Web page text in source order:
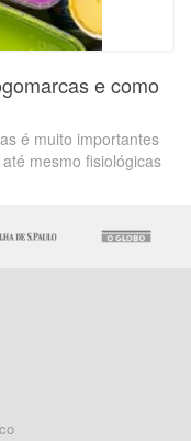
e como
é muito importantes
mesmo fisiológicas